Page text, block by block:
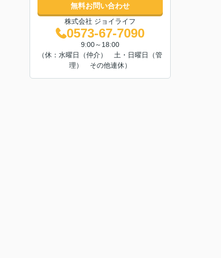
無料お問い合わせ
株式会社 ジョイライフ
0573-67-7090
9:00～18:00
（休：水曜日（仲介） 土・日曜日（管
理） その他連休）